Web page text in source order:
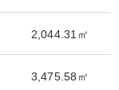
2,044.31㎡
3,475.58㎡